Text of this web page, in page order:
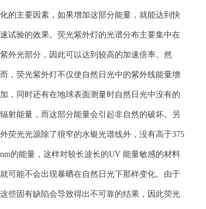
化的主要因素，如果增加这部分能量，就能达到快
速试验的效果。荧光紫外灯的光谱分布主要集中在
紫外光部分，因此可以达到较高的加速倍率。然
而，荧光紫外灯不仅使自然日光中的紫外线能量增
加，同时还有在地球表面测量时自然日光中没有的
辐射能量，而这部分能量会引起非自然的破坏。另
外荧光光源除了很窄的水银光谱线外，没有高于375
nm的能量，这样对较长波长的UV 能量敏感的材料
就可能不会出现暴晒在自然日光下那样变化。由于
这些固有缺陷会导致得出不可靠的结果，因此荧光